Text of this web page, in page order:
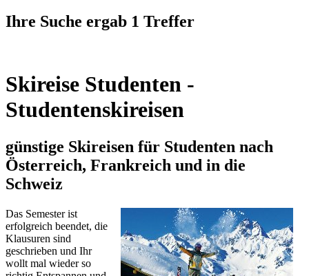
Ihre Suche ergab 1 Treffer
Skireise Studenten -
Studentenskireisen
günstige Skireisen für Studenten nach
Österreich, Frankreich und in die
Schweiz
Das Semester ist
erfolgreich beendet, die
Klausuren sind
geschrieben und Ihr
wollt mal wieder so